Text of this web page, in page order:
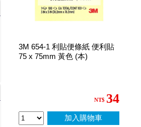
3M 654-1 利貼便條紙 便利貼
75 x 75mm 黃色 (本)
NT$ 34
加入購物車